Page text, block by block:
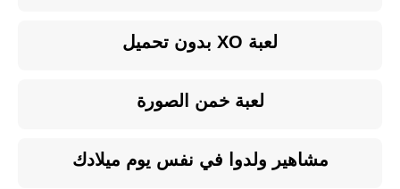
لعبة XO بدون تحميل
لعبة خمن الصورة
مشاهير ولدوا في نفس يوم ميلادك